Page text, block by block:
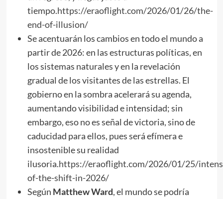
tiempo.https://eraoflight.com/2026/01/26/the-
end-of-illusion/
Se acentuarán los cambios en todo el mundo a
partir de 2026: en las estructuras políticas, en
los sistemas naturales y en la revelación
gradual de los visitantes de las estrellas. El
gobierno en la sombra acelerará su agenda,
aumentando visibilidad e intensidad; sin
embargo, eso no es señal de victoria, sino de
caducidad para ellos, pues será efímera e
insostenible su realidad
ilusoria.https://eraoflight.com/2026/01/25/
of-the-shift-in-2026/
Según Matthew Ward, el mundo se podría